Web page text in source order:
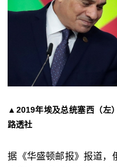
▲2019年埃及总统塞西（左
路透社
据《华盛顿邮报》报道，